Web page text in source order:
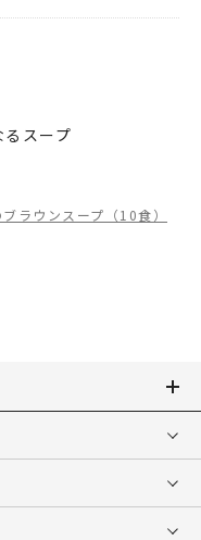
スープ
ラウンスープ（10食）